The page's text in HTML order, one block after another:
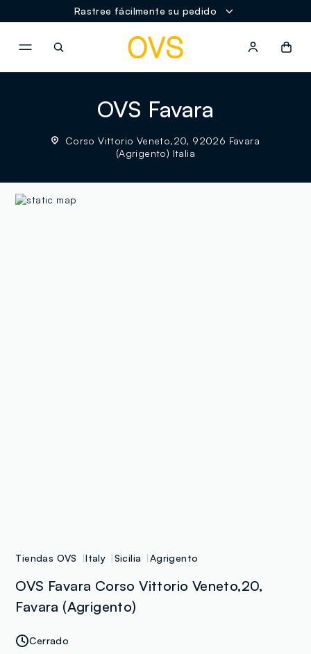
Rastree fácilmente su pedido
OVS Favara
Corso Vittorio Veneto,20, 92026 Favara
(Agrigento) Italia
Tiendas OVS Italy Sicilia Agrigento
OVS Favara Corso Vittorio Veneto,20,
Favara (Agrigento)
Cerrado